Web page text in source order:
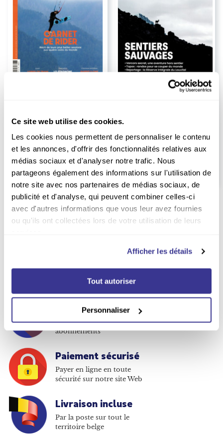
Ce site web utilise des cookies.
Les cookies nous permettent de personnaliser le contenu
et les annonces, d'offrir des fonctionnalités relatives aux
médias sociaux et d'analyser notre trafic. Nous
partageons également des informations sur l'utilisation de
notre site avec nos partenaires de médias sociaux, de
publicité et d'analyse, qui peuvent combiner celles-ci
avec d'autres informations que vous leur avez fournies
ou qu'ils ont collectées lors de votre utilisation de leurs
Afficher les détails
Tout autoriser
Personnaliser
-14%
Abonnement Montagnes
84.00
EUR 97.90 Prix kiosque
en abonnement
Moins cher qu'en kiosque
Jusqu'à -67% sur les
abonnements
Paiement sécurisé
Payer en ligne en toute
sécurité sur notre site Web
Livraison incluse
Par la poste sur tout le
territoire belge